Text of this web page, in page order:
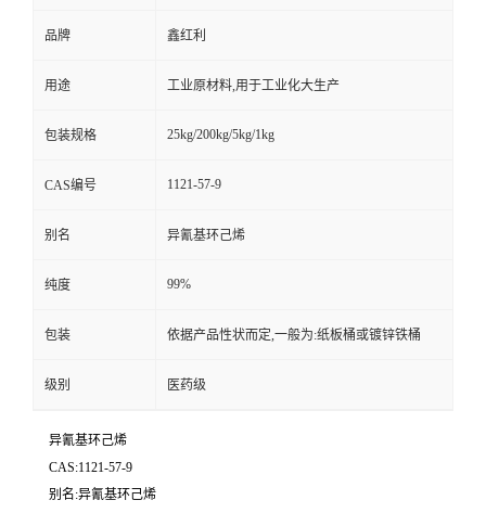
品牌 鑫红利
用途 工业原材料,用于工业化大生产
包装规格 25kg/200kg/5kg/1kg
CAS编号 1121-57-9
别名 异氰基环己烯
纯度 99%
包装 依据产品性状而定,一般为:纸板桶或镀锌铁桶
级别 医药级
异氰基环己烯
CAS:1121-57-9
别名:异氰基环己烯